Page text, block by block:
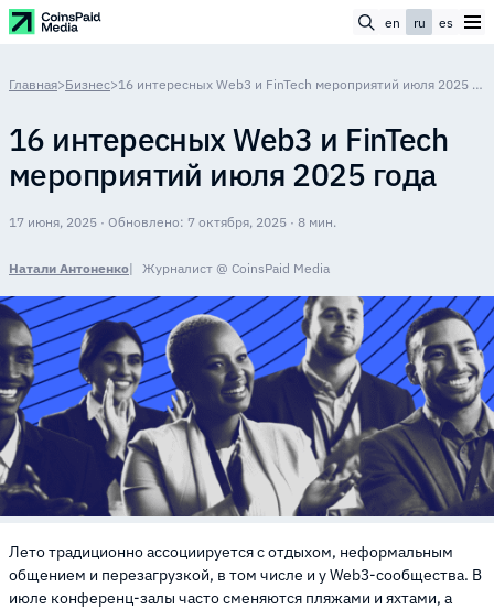
en ru es
Главная>Бизнес> 16 интересных Web3 и FinTech мероприятий июля 2025 года
16 интересных Web3 и FinTech
мероприятий июля 2025 года
17 июня, 2025 · Обновлено: 7 октября, 2025 · 8 мин.
Натали Антоненко Журналист @ CoinsPaid Media
Лето традиционно ассоциируется с отдыхом, неформальным
общением и перезагрузкой, в том числе и у Web3-сообщества. В
июле конференц-залы часто сменяются пляжами и яхтами, а